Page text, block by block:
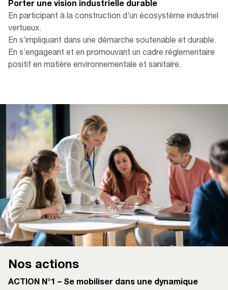
Porter une vision industrielle durable
En participant à la construction d’un écosystème industriel
vertueux.
En s’impliquant dans une démarche soutenable et durable.
En s’engageant et en promouvant un cadre réglementaire
positif en matière environnementale et sanitaire.
Nos actions
ACTION N°1 – Se mobiliser dans une dynamique